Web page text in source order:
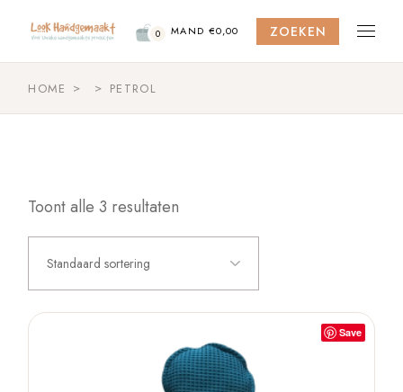
content
0 MAND €0,00 ZOEKEN
HOME PETROL
Toont alle 3 resultaten
Standaard sortering
Save